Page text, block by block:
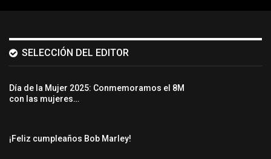
SELECCIÓN DEL EDITOR
Día de la Mujer 2025: Conmemoramos el 8M
con las mujeres…
¡Feliz cumpleaños Bob Marley!